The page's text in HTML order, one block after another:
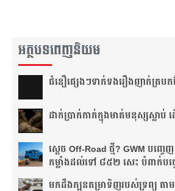
អត្ថបទពេញនិយម
ជំនឿ​ផ្សេងៗ​ទាក់ទង​រឿង​ញាក់​ត្របក​
ដាក់​ប្រាក់​កាក់​ក្នុង​មាត់​មនុស្ស​ស្លាប់ ដ
ស្តេច Off-Road ថ្មី? GWM បញ្ចេញ
កម្លាំងដល់ទៅ ៨៥២ សេះ បំពាក់បច្ច
មកដឹងក្បួនតម្រាទិញរបស់ទ្រព្យ តា